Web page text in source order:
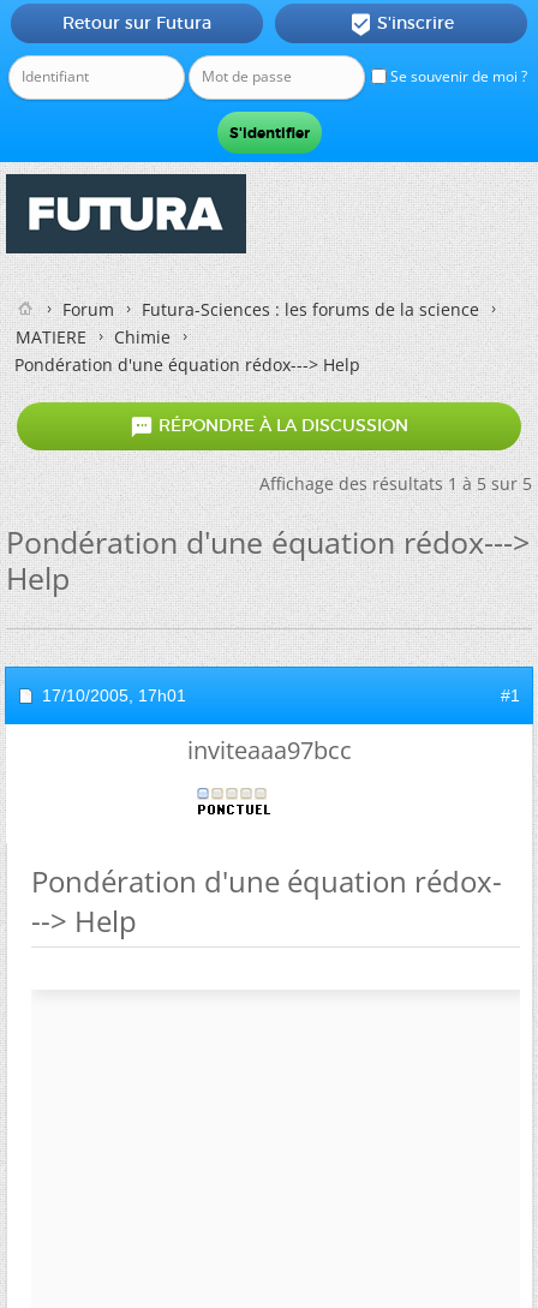
Se souvenir de moi ?
Retour sur Futura  S'inscrire
Forum
Futura-Sciences : les forums de la science
MATIERE
Chimie
Pondération d'une équation rédox---> Help
 RÉPONDRE À LA DISCUSSION
Affichage des résultats 1 à 5 sur 5
Pondération d'une équation rédox--->
Help
17/10/2005, 17h01 #1
inviteaaa97bcc
Pondération d'une équation rédox-
--> Help